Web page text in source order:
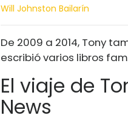
Will Johnston Bailarín
De 2009 a 2014, Tony
escribió varios libros
El viaje de
News